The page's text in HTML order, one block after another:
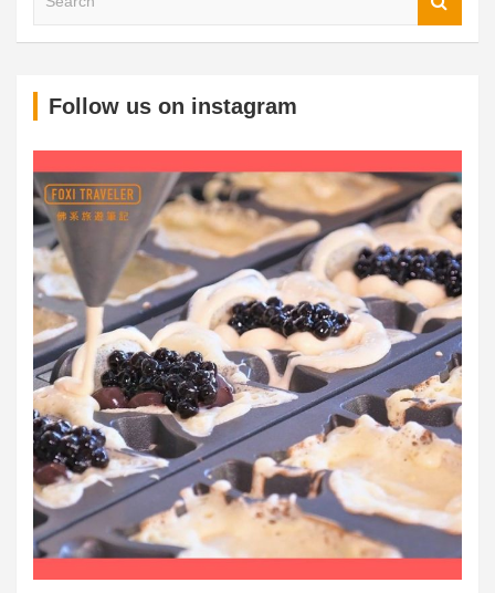
S
Follow us on instagram